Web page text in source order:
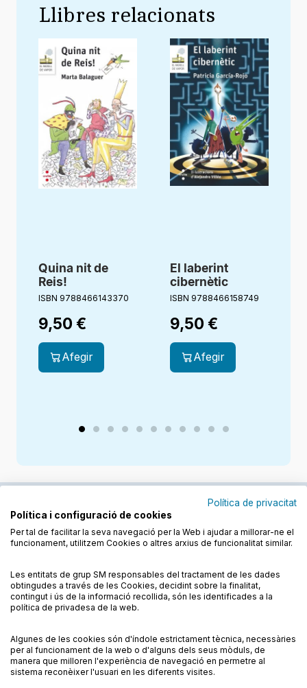
Llibres relacionats
Quina nit de
Reis!
ISBN 9788466143370
9,50 €
Afegir
El laberint
cibernètic
ISBN 9788466158749
9,50 €
Afegir
Vull ser alta!
9,50€
Descobreix els llibres a les llengües cooficials
Condicions de compra
Condicions d’ús
Política de cookies
Política de privadesa
FAQs
Contacte
Política de privacitat
Política i configuració de cookies
Per tal de facilitar la seva navegació per la Web i ajudar a millorar-ne el
funcionament, utilitzem Cookies o altres arxius de funcionalitat similar.
Les entitats de grup SM responsables del tractament de les dades
obtingudes a través de les Cookies, decidint sobre la finalitat,
contingut i ús de la informació recollida, són les identificades a la
política de privadesa de la web.
Algunes de les cookies són d'índole estrictament tècnica, necessàries
per al funcionament de la web o d'alguns dels seus mòduls, de
manera que milloren l'experiència de navegació en permetre al
sistema reconèixer l'usuari en les diferents visites.